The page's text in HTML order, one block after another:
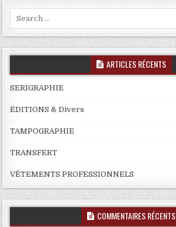
ARTICLES RÉCENTS
SERIGRAPHIE
ÉDITIONS & Divers
TAMPOGRAPHIE
TRANSFERT
VÊTEMENTS PROFESSIONNELS
COMMENTAIRES RÉCENTS